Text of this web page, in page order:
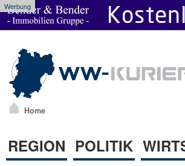
Werbung
Home
REGION POLITIK